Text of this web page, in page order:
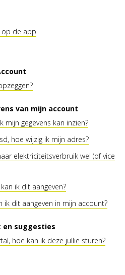
op de app
van mijn account
gegevens kan inzien?
hoe wijzig ik mijn adres?
elektriciteitsverbruik wel (of vice
ik dit aangeven?
ik dit aangeven in mijn account?
en suggesties
hoe kan ik deze jullie sturen?